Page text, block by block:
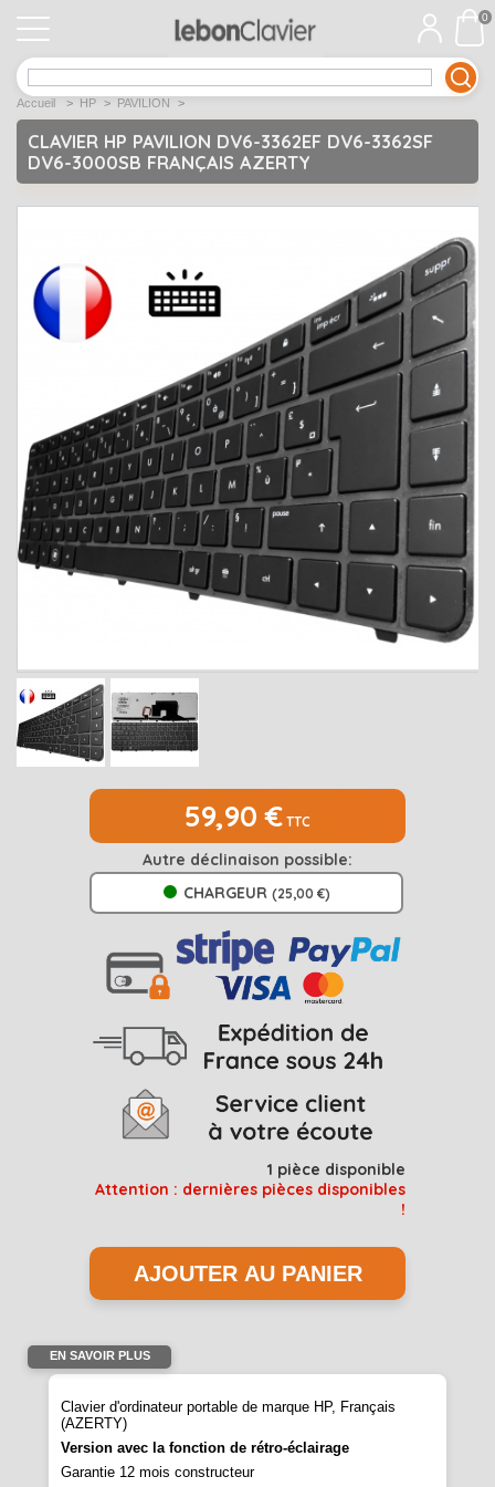
APPLE 1
Open submenu
ACER 12
Open submenu
ASUS Open submenu
Déstockage
EMACHINES 2
Open submenu
Open submenu
17
Open submenu
LENOVO 10
Open submenu
MEDION Open submenu
MSI 1
Open submenu
4
Open submenu
SAMSUNG
SONY
0
Accueil > HP > PAVILION >
CLAVIER HP PAVILION DV6-3362EF DV6-3362SF
DV6-3000SB FRANÇAIS AZERTY
59,90 € TTC
Autre déclinaison possible:
CHARGEUR (25,00 €)
1 pièce disponible
Attention : dernières pièces disponibles
!
EN SAVOIR PLUS
Clavier d'ordinateur portable de marque HP, Français
(AZERTY)
Version avec la fonction de rétro-éclairage
Garantie 12 mois constructeur